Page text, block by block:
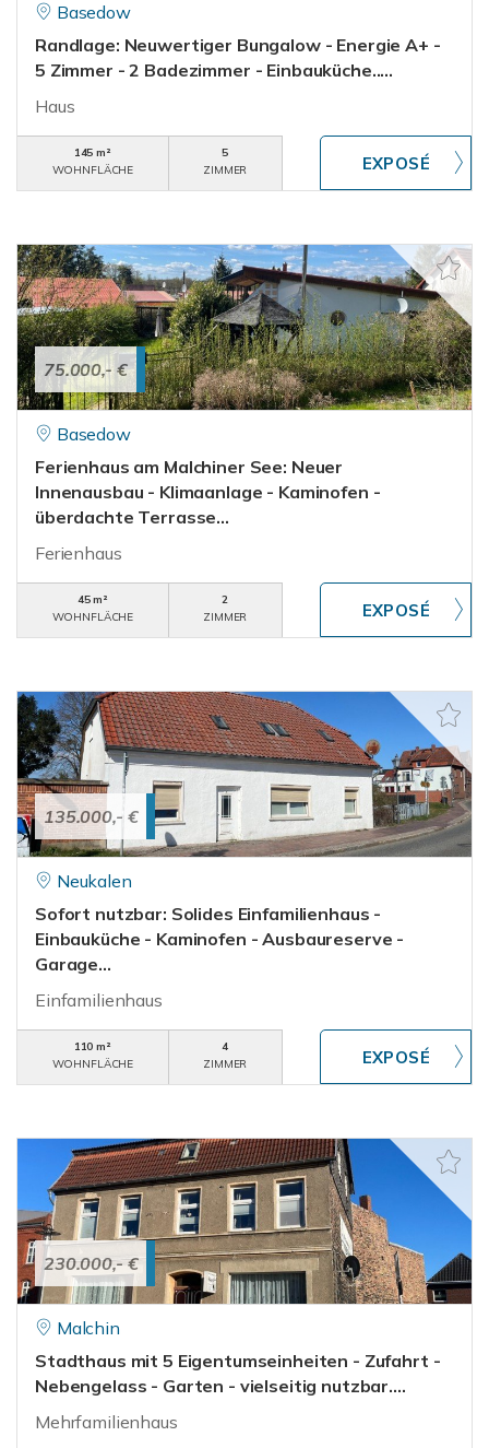
Basedow
Randlage: Neuwertiger Bungalow - Energie A+ -
5 Zimmer - 2 Badezimmer - Einbauküche.....
Haus
145 m²
WOHNFLÄCHE
5
ZIMMER
75.000,- €
Basedow
Ferienhaus am Malchiner See: Neuer
Innenausbau - Klimaanlage - Kaminofen -
überdachte Terrasse...
Ferienhaus
45 m²
WOHNFLÄCHE
2
ZIMMER
135.000,- €
Neukalen
Sofort nutzbar: Solides Einfamilienhaus -
Einbauküche - Kaminofen - Ausbaureserve -
Garage...
Einfamilienhaus
110 m²
WOHNFLÄCHE
4
ZIMMER
230.000,- €
Malchin
Stadthaus mit 5 Eigentumseinheiten - Zufahrt -
Nebengelass - Garten - vielseitig nutzbar....
Mehrfamilienhaus